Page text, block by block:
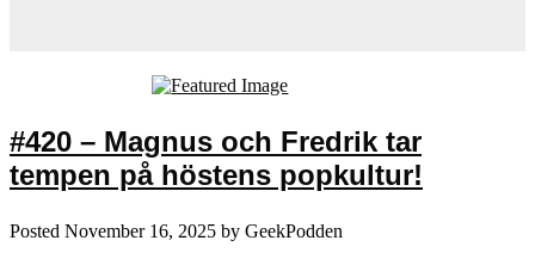
#420 – Magnus och Fredrik tar
tempen på höstens popkultur!
Posted November 16, 2025 by GeekPodden